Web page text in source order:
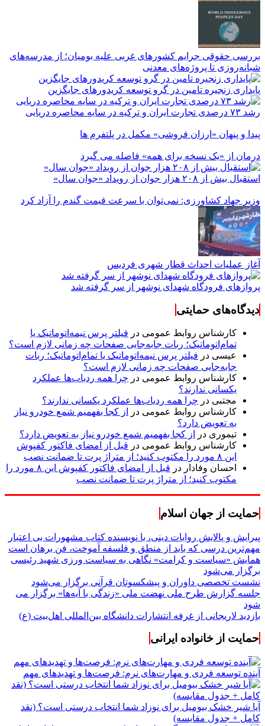
بررسی حقوقی جرایم کشور‌های غربی علیه بومیان؛ از مدرسه‌های
شبانه‌روزی تا پروژه‌های معدنی
پایداری زنجیره تامین در گرو توسعه کریدورهای جایگزین
رشد ۷۳ درصدی تجارت ایران و ترکیه در سایه محاصره دریایی
پیدا و پنهان «ارزان فروشی» مکمل در پلتفرم ها
درمان از «یک نسخه برای همه» فاصله می گیرد
استقبال بیش از ۲۰۸ هزار جوان از رویداد «جوان سال»
وزیر جهاد کشاورزی: نمی‌توان با سرعت قیمت گندم را آزاد کرد
آغاز عملیات احداث قطار شهری فردیس
پروازهای فرودگاه شهدای نوشهر از سر گرفته شد
دیدگاه‌های حمایتی
کارشناس روابط عمومی در فیلتر پرس نیمه‌اتوماتیک یا
تمام‌اتوماتیک؛ ربات جابه‌جایی صفحات چه زمانی لازم است؟
عیسی در فیلتر پرس نیمه‌اتوماتیک یا تمام‌اتوماتیک؛ ربات
جابه‌جایی صفحات چه زمانی لازم است؟
کارشناس روابط عمومی در چرا همه ردیاب‌ها عملکرد
یکسانی ندارند؟
مجتبی در چرا همه ردیاب‌ها عملکرد یکسانی ندارند؟
کارشناس روابط عمومی در
از کجا بفهمیم شمع خودرو نیاز
به تعویض دارد؟
تیموری در
از کجا بفهمیم شمع خودرو نیاز به تعویض دارد؟
کارشناس روابط عمومی در قبل از امضای فاکتور کفپوش
این ۸ مورد را مکتوب کنید؛ از متراژ پرت تا ضمانت نصب
احسان وفادار در
قبل از امضای فاکتور کفپوش این ۸ مورد را
مکتوب کنید؛ از متراژ پرت تا ضمانت نصب
حمایت از جهان اسلام
پیرایش و پالایش روایات دینی، با نویسنده کتاب مشهورات بی اعتبار
مهم‌ترین درسی که باید از منطق و فلسفه آموخت، فن برهان است
همایش «سیاست و کرامت» نگاهی به سیاست ورزی شهید رئیسی
برگزار می‌شود
نشست تخصصی داوران و پیشکسوتان قرآنی برگزار می‌شود
جلسه گزارش طرح ملی نهضت ملی «زندگی با آیه‌ها» برگزار می
شود
بازدید لاریجانی از غرفه انتشارات دانشگاه بین‌المللی اهل‌بیت (ع)
حمایت از خانواده ایرانی
آینده توسعه فردی و مهارت‌های نرم: فرصت‌ها و تهدیدهای مهم
آیا شیر خشک بیومیل برای نوزاد شما انتخاب درستی است؟ (نقد
کامل + جدول مقایسه)